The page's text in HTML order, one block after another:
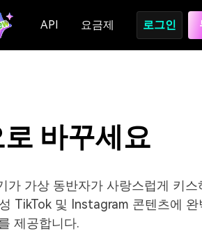
API 요금제 로그인
바꾸세요
가 가상 동반자가 사랑스럽게 키스
TikTok 및 Instagram 콘텐츠에 완
제공합니다.